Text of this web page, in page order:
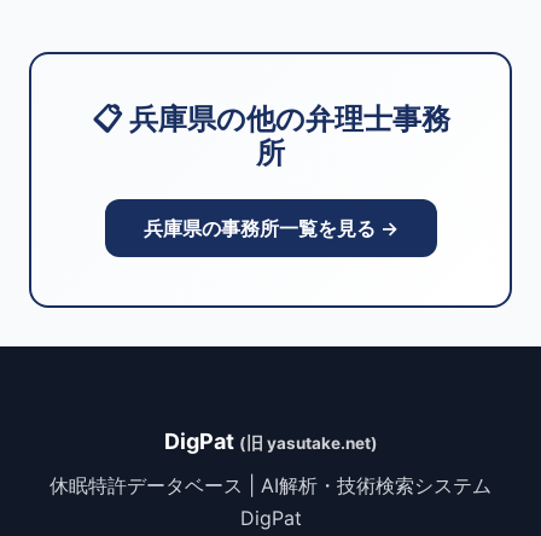
📋 兵庫県の他の弁理士事務
所
兵庫県の事務所一覧を見る →
DigPat (旧 yasutake.net)
休眠特許データベース | AI解析・技術検索システム
DigPat